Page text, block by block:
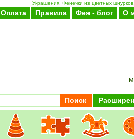
Украшения. Фенечки из цветных
Оплата Правила Фея - блог О
Поиск